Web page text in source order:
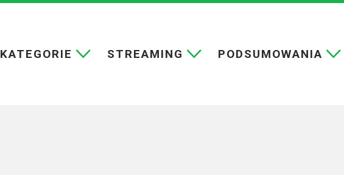
KATEGORIE STREAMING PODSUMOWANIA